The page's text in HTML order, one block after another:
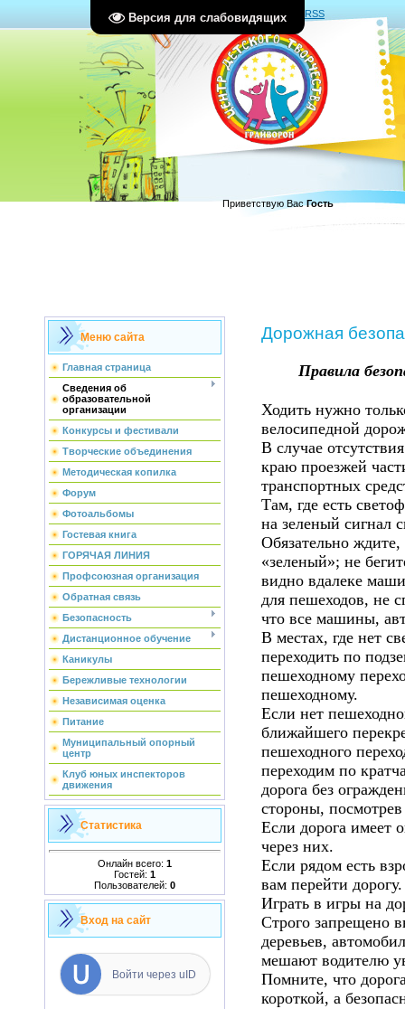
Версия для слабовидящих
Главная | Регистрация|Вход RSS
Приветствую Вас Гость
Меню сайта
Главная страница
Сведения об
образовательной
организации
Конкурсы и фестивали
Творческие объединения
Методическая копилка
Форум
Фотоальбомы
Гостевая книга
ГОРЯЧАЯ ЛИНИЯ
Профсоюзная организация
Обратная связь
Безопасность
Дистанционное обучение
Каникулы
Бережливые технологии
Независимая оценка
Питание
Муниципальный опорный
центр
Клуб юных инспекторов
движения
Статистика
Онлайн всего: 1
Гостей: 1
Пользователей: 0
Вход на сайт
Войти через uID
Дорожная
Правила
Ходить нужно
велосипедной
В случае
краю проезжей
транспортных
Там, где есть
на зеленый сигнал
Обязательно
«зеленый»; не
видно вдалеке
для пешеходов, не
что все машины,
В местах, где нет
переходить по
пешеходному
пешеходному.
Если нет
ближайшего
пешеходного
переходим по
дорога без
стороны,
Если дорога имеет
через них.
Если рядом есть
вам перейти дорогу.
Играть в игры на
Строго запрещено
деревьев,
мешают водителю
Помните, что
короткой, а